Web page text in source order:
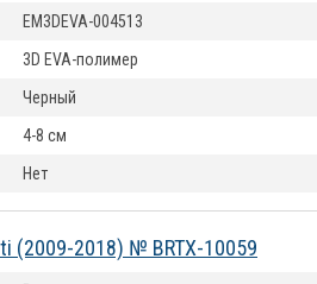
EM3DEVA-004513
3D EVA-полимер
Черный
4-8 см
Нет
(2009-2018) № BRTX-10059